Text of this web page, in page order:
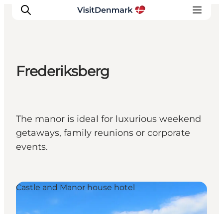
Cosa fare
Dove dormire
Pianifica il viaggio
Frederiksberg
The manor is ideal for luxurious weekend
getaways, family reunions or corporate
events.
Castle and Manor house hotel